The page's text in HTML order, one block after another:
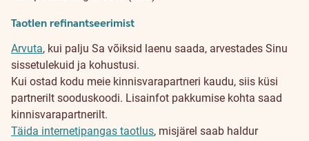
Taotlen refinantseerimist
Arvuta, kui palju Sa võiksid laenu saada, arvestades Sinu
sissetulekuid ja kohustusi.
Kui ostad kodu meie kinnisvarapartneri kaudu, siis küsi
partnerilt sooduskoodi. Lisainfot pakkumise kohta saad
kinnisvarapartnerilt.
Täida internetipangas taotlus, misjärel saab haldur